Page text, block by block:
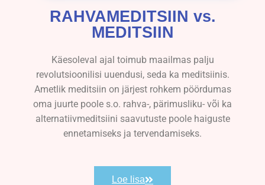
RAHVAMEDITSIIN vs.
MEDITSIIN
Käesoleval ajal toimub maailmas palju
revolutsioonilisi uuendusi, seda ka meditsiinis.
Ametlik meditsiin on järjest rohkem pöördumas
oma juurte poole s.o. rahva-, pärimusliku- või ka
alternatiivmeditsiini saavutuste poole haiguste
ennetamiseks ja tervendamiseks.
Loe lisa